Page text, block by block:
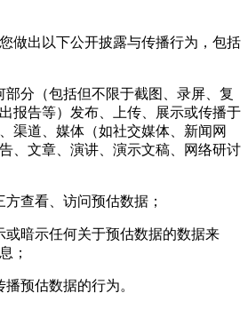
做出以下公开披露与传播行为，包括
部分（包括但不限于截图、录屏、复
报告等）发布、上传、展示或传播于
渠道、媒体（如社交媒体、新闻网
、文章、演讲、演示文稿、网络研讨
查看、访问预估数据；
或暗示任何关于预估数据的数据来
；
预估数据的行为。